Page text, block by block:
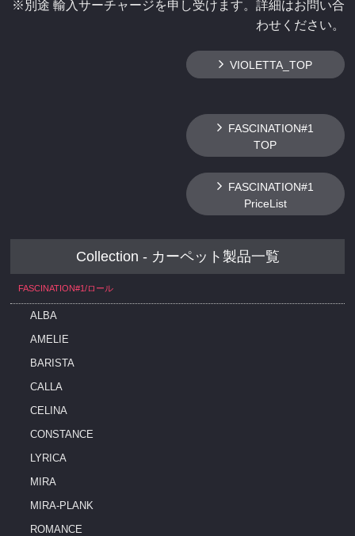
※別途 輸入サーチャージを申し受けます。詳細はお問い合
わせください。
VIOLETTA_TOP
FASCINATION#1
TOP
FASCINATION#1
PriceList
Collection - カーペット製品一覧
FASCINATION#1/ロール
ALBA
AMELIE
BARISTA
CALLA
CELINA
CONSTANCE
LYRICA
MIRA
MIRA-PLANK
ROMANCE